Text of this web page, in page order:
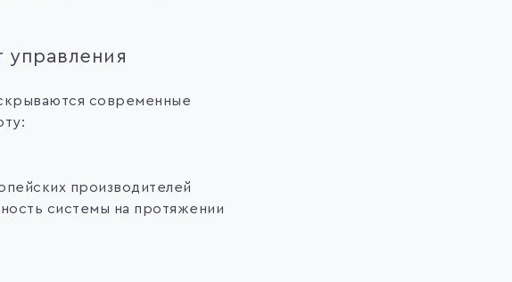
современные
производителей
системы на протяжении